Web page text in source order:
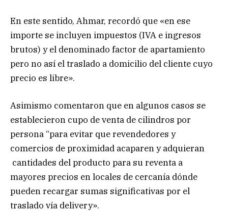
En este sentido, Ahmar, recordó que «en ese
importe se incluyen impuestos (IVA e ingresos
brutos) y el denominado factor de apartamiento
pero no así el traslado a domicilio del cliente cuyo
precio es libre».
Asimismo comentaron que en algunos casos se
establecieron cupo de venta de cilindros por
persona “para evitar que revendedores y
comercios de proximidad acaparen y adquieran
cantidades del producto para su reventa a
mayores precios en locales de cercanía dónde
pueden recargar sumas significativas por el
traslado vía delivery».